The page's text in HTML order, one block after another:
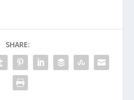
SHARE: